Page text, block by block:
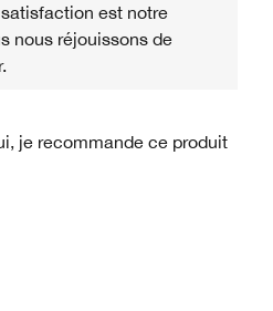
est notre
nous réjouissons de
je recommande ce produit